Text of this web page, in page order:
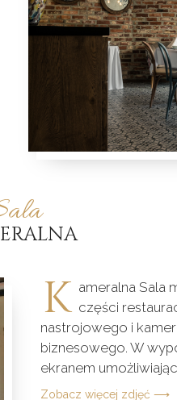
K ameralna Sala
części
nastrojowego i
biznesowego. W
ekranem
Zobacz więcej zdjęć ⟶